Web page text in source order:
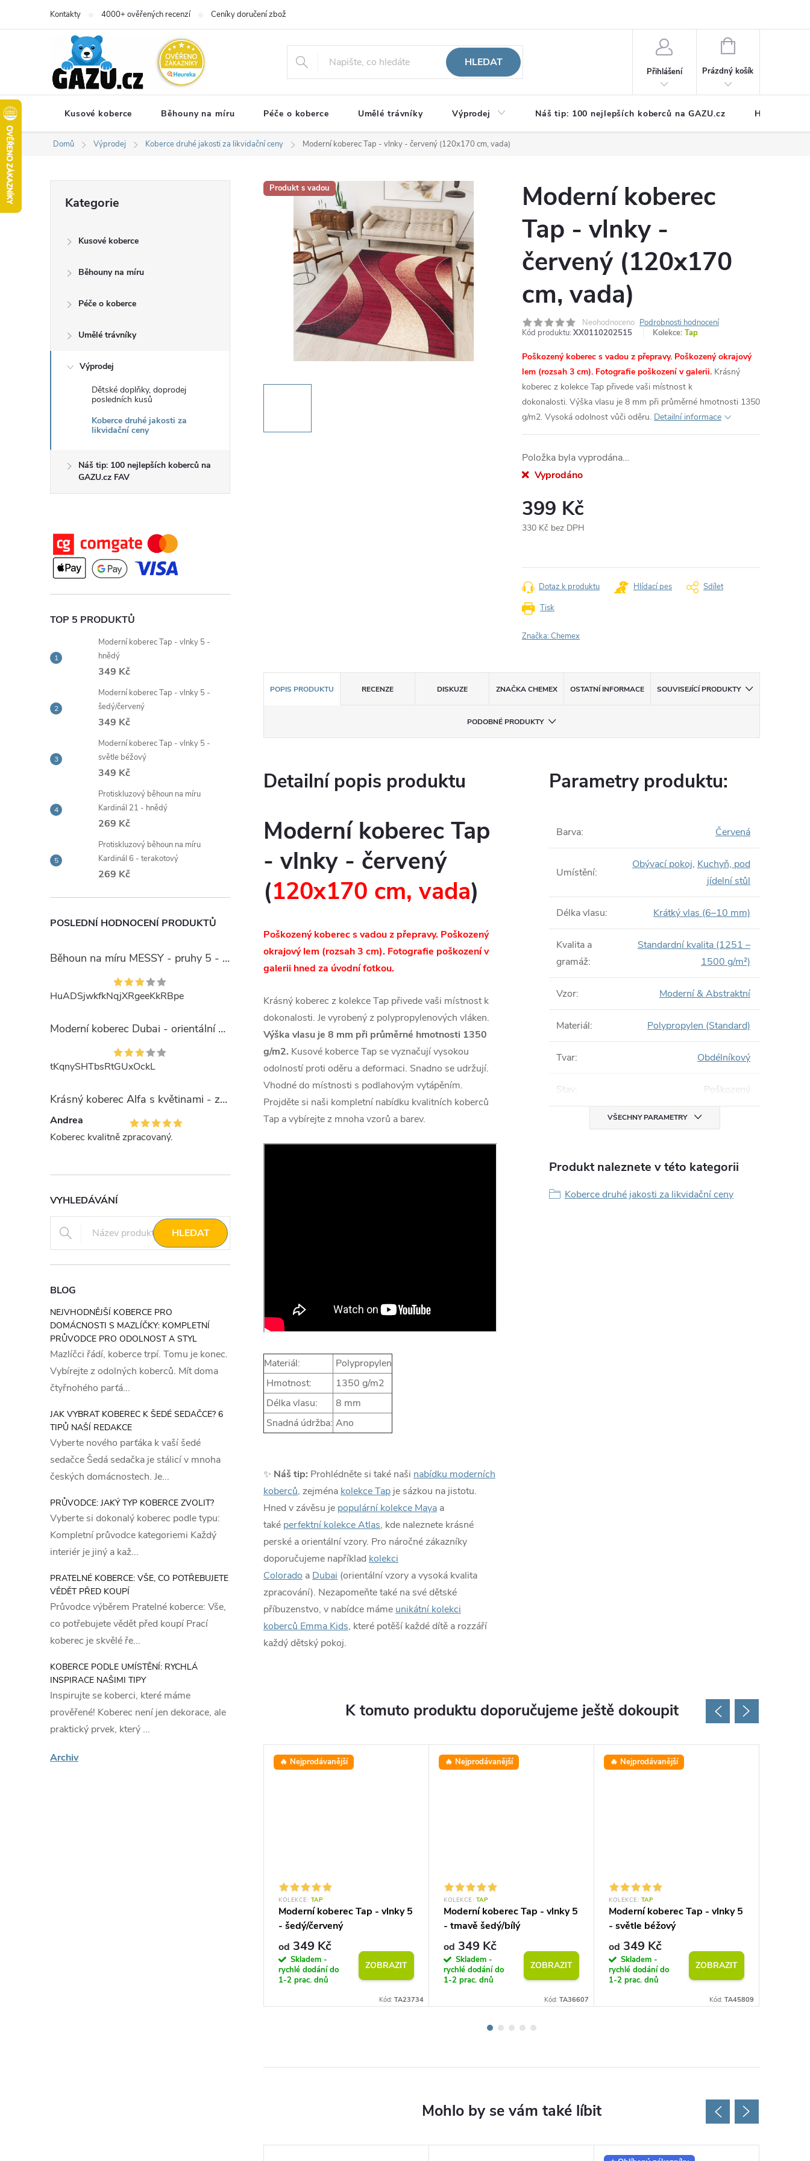
Kontakty 4000+ ověřených recenzí Ceníky doručení zboží
HLEDAT
Přihlášení
NÁKUPNÍ
Prázdný košík
Kusové koberce Běhouny na míru Péče o koberce Umělé trávníky Výprodej Náš tip: 100 nejlepších koberců na GAZU.cz Hodnocení
Domů Výprodej Koberce druhé jakosti za likvidační ceny Moderní koberec Tap - vlnky - červený (120x170 cm, vada)
a
a
n
e
l
kategorie
Kategorie
Kusové koberce
Běhouny na míru
Péče o koberce
Umělé trávníky
Výprodej
Dětské doplňky, doprodej
posledních kusů
Koberce druhé jakosti za
likvidační ceny
Náš tip: 100 nejlepších koberců na
GAZU.cz FAV
TOP 5 PRODUKTŮ
Moderní koberec Tap - vlnky 5 -
hnědý
349 Kč
Moderní koberec Tap - vlnky 5 -
šedý/červený
349 Kč
Moderní koberec Tap - vlnky 5 -
světle béžový
349 Kč
Protiskluzový běhoun na míru
Kardinál 21 - hnědý
269 Kč
Protiskluzový běhoun na míru
Kardinál 6 - terakotový
269 Kč
POSLEDNÍ HODNOCENÍ PRODUKTŮ
Běhoun na míru MESSY - pruhy 5 - béžový
HuADSjwkfkNqjXRgeeKkRBpe
Moderní koberec Dubai - orientální 6 - červený
tKqnySHTbsRtGUxOckL
Krásný koberec Alfa s květinami - zelený
Andrea
Koberec kvalitně zpracovaný.
VYHLEDÁVÁNÍ
HLEDAT
BLOG
NEJVHODNĚJŠÍ KOBERCE PRO
DOMÁCNOSTI S MAZLÍČKY: KOMPLETNÍ
PRŮVODCE PRO ODOLNOST A STYL
Mazlíčci řádí, koberce trpí. Tomu je konec.
Vybírejte z odolných koberců. Mít doma
čtyřnohého parťá...
JAK VYBRAT KOBEREC K ŠEDÉ SEDAČCE? 6
TIPŮ NAŠÍ REDAKCE
Vyberte nového parťáka k vaší šedé
sedačce Šedá sedačka je stálicí v mnoha
českých domácnostech. Je...
PRŮVODCE: JAKÝ TYP KOBERCE ZVOLIT?
Vyberte si dokonalý koberec podle typu:
Kompletní průvodce kategoriemi Každý
interiér je jiný a kaž...
PRATELNÉ KOBERCE: VŠE, CO POTŘEBUJETE
VĚDĚT PŘED KOUPÍ
Průvodce výběrem Pratelné koberce: Vše,
co potřebujete vědět před koupí Prací
koberec je skvělé ře...
KOBERCE PODLE UMÍSTĚNÍ: RYCHLÁ
INSPIRACE NAŠIMI TIPY
Inspirujte se koberci, které máme
prověřené! Koberec není jen dekorace, ale
praktický prvek, který ...
Archiv
Produkt s vadou
Moderní koberec
Tap - vlnky -
červený (120x170
cm, vada)
Neohodnoceno Podrobnosti hodnocení
Kód produktu: XX0110202515 Kolekce: Tap
Poškozený koberec s vadou z přepravy. Poškozený okrajový
lem (rozsah 3 cm). Fotografie poškození v galerii. Krásný
koberec z kolekce Tap přivede vaši místnost k
dokonalosti. Výška vlasu je 8 mm při průměrné hmotnosti 1350
g/m2. Vysoká odolnost vůči oděru. Detailní informace
Položka byla vyprodána…
Vyprodáno
399 Kč
330 Kč bez DPH
Tisk
Dotaz k produktu Hlídací pes Sdílet
Značka:Chemex
POPIS PRODUKTU RECENZE DISKUZE ZNAČKACHEMEX OSTATNÍ INFORMACE SOUVISEJÍCÍ PRODUKTY
PODOBNÉ PRODUKTY
Detailní popis produktu
Moderní koberec Tap
- vlnky - červený
(120x170 cm, vada)
Poškozený koberec s vadou z přepravy. Poškozený
okrajový lem (rozsah 3 cm). Fotografie poškození v
galerii hned za úvodní fotkou.
Krásný koberec z kolekce Tap přivede vaši místnost k
dokonalosti. Je vyrobený z polypropylenových vláken.
Výška vlasu je 8 mm při průměrné hmotnosti 1350
g/m2. Kusové koberce Tap se vyznačují vysokou
odolností proti oděru a deformaci. Snadno se udržují.
Vhodné do místnosti s podlahovým vytápěním.
Projděte si naši kompletní nabídku kvalitních koberců
Tap a vybírejte z mnoha vzorů a barev.
Materiál:
Polypropylen
Hmotnost:
1350 g/m2
Délka vlasu:
8 mm
Snadná údržba: Ano
✨ Náš tip: Prohlédněte si také naši nabídku moderních
koberců, zejména kolekce Tap je sázkou na jistotu.
Hned v závěsu je populární kolekce Maya a
také perfektní kolekce Atlas, kde naleznete krásné
perské a orientální vzory. Pro náročné zákazníky
doporučujeme například kolekci
Colorado a Dubai (orientální vzory a vysoká kvalita
zpracování). Nezapomeňte také na své dětské
příbuzenstvo, v nabídce máme unikátní kolekci
koberců Emma Kids, které potěší každé dítě a rozzáří
každý dětský pokoj.
Parametry produktu:
Barva: Červená
Umístění:
Obývací pokoj, Kuchyň, pod
jídelní stůl
Délka vlasu: Krátký vlas (6–10 mm)
Kvalita a
gramáž:
Standardní kvalita (1251 –
1500 g/m²)
Vzor: Moderní & Abstraktní
Materiál: Polypropylen (Standard)
Tvar: Obdélníkový
Stav: Poškozený
VŠECHNY PARAMETRY
Produkt naleznete v této kategorii
Koberce druhé jakosti za likvidační ceny
K tomuto produktu doporučujeme ještě dokoupit
🔥 Nejprodávanější
KOLEKCE: TAP
Moderní koberec Tap - vlnky 5
- šedý/červený
od 349 Kč
Skladem -
rychlé dodání do
1-2 prac. dnů
ZOBRAZIT
Kód: TA23734
🔥 Nejprodávanější
KOLEKCE: TAP
Moderní koberec Tap - vlnky 5
- tmavě šedý/bílý
od 349 Kč
Skladem -
rychlé dodání do
1-2 prac. dnů
ZOBRAZIT
Kód: TA36607
🔥 Nejprodávanější
KOLEKCE: TAP
Moderní koberec Tap - vlnky 5
- světle béžový
od 349 Kč
Skladem -
rychlé dodání do
1-2 prac. dnů
ZOBRAZIT
Kód: TA45809